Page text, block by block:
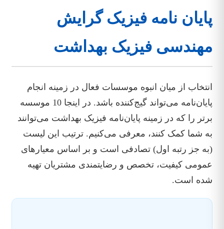
پایان نامه فیزیک گرایش
مهندسی فیزیک بهداشت
انتخاب از میان انبوه موسسات فعال در زمینه انجام
پایان‌نامه می‌تواند گیج‌کننده باشد. در اینجا 10 موسسه
برتر را که در زمینه پایان‌نامه فیزیک بهداشت می‌توانند
به شما کمک کنند، معرفی می‌کنیم. ترتیب این لیست
(به جز رتبه اول) تصادفی است و بر اساس معیارهای
عمومی کیفیت، تخصص و رضایتمندی مشتریان تهیه
شده است.